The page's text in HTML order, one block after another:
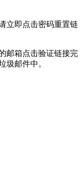
立即点击密码重置链
邮箱点击验证链接完
圾邮件中。